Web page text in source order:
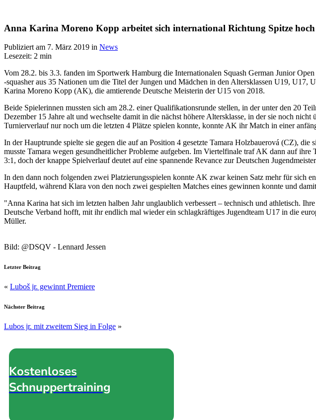
Anna Karina Moreno Kopp arbeitet sich international Richtung Spitze hoch
Publiziert am 7. März 2019 in News
Lesezeit: 2 min
Vom 28.2. bis 3.3. fanden im Sportwerk Hamburg die Internationalen Squash German Junior
-squasher aus 35 Nationen um die Titel der Jungen und Mädchen in den Altersklassen U19,
Karina Moreno Kopp (AK), die amtierende Deutsche Meisterin der U15 von 2018.
Beide Spielerinnen mussten sich am 28.2. einer Qualifikationsrunde stellen, in der unter den 20
Dezember 15 Jahre alt und wechselte damit in die nächst höhere Altersklasse, in der sie noch
Turnierverlauf nur noch um die letzten 4 Plätze spielen konnte, konnte AK ihr Match in einer
In der Hauptrunde spielte sie gegen die auf an Position 4 gesetzte Tamara Holzbauerová (CZ),
musste Tamara wegen gesundheitlicher Probleme aufgeben. Im Viertelfinale traf AK dann auf
3:1, doch der knappe Spielverlauf deutet auf eine spannende Revance zur Deutschen
In den dann noch folgenden zwei Platzierungsspielen konnte AK zwar keinen Satz mehr für sich
Hauptfeld, während Klara von den noch zwei gespielten Matches eines gewinnen konnte und
"Anna Karina hat sich im letzten halben Jahr unglaublich verbessert – technisch und athletisch.
Deutsche Verband hofft, mit ihr endlich mal wieder ein schlagkräftiges Jugendteam U17 in die
Müller.
Bild: @DSQV - Lennard Jessen
Letzter Beitrag
« Luboš jr. gewinnt Premiere
Nächster Beitrag
Lubos jr. mit zweitem Sieg in Folge »
Kostenloses
Schnuppertraining